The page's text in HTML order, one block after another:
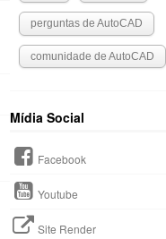
perguntas de AutoCAD
comunidade de AutoCAD
Mídia Social
Facebook
Youtube
Site Render